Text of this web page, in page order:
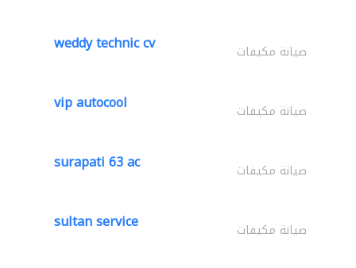
weddy technic cv صيانة مكيفات
vip autocool صيانة مكيفات
surapati 63 ac صيانة مكيفات
sultan service صيانة مكيفات